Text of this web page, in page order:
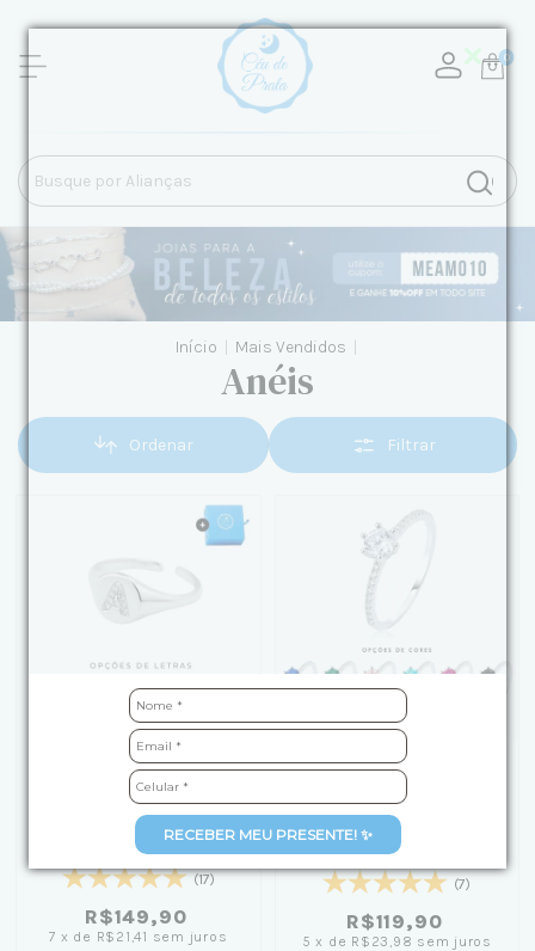
RECEBER MEU PRESENTE! ✨
0
Início Mais Vendidos
Anéis
Ordenar Filtrar
Anel de Prata Regulável
Sinete com Letra
Cravejada
(17)
R$149,90
7 x de R$21,41 sem juros
Anel de Prata Solitário
Aro Cravejado
(7)
R$119,90
5 x de R$23,98 sem juros